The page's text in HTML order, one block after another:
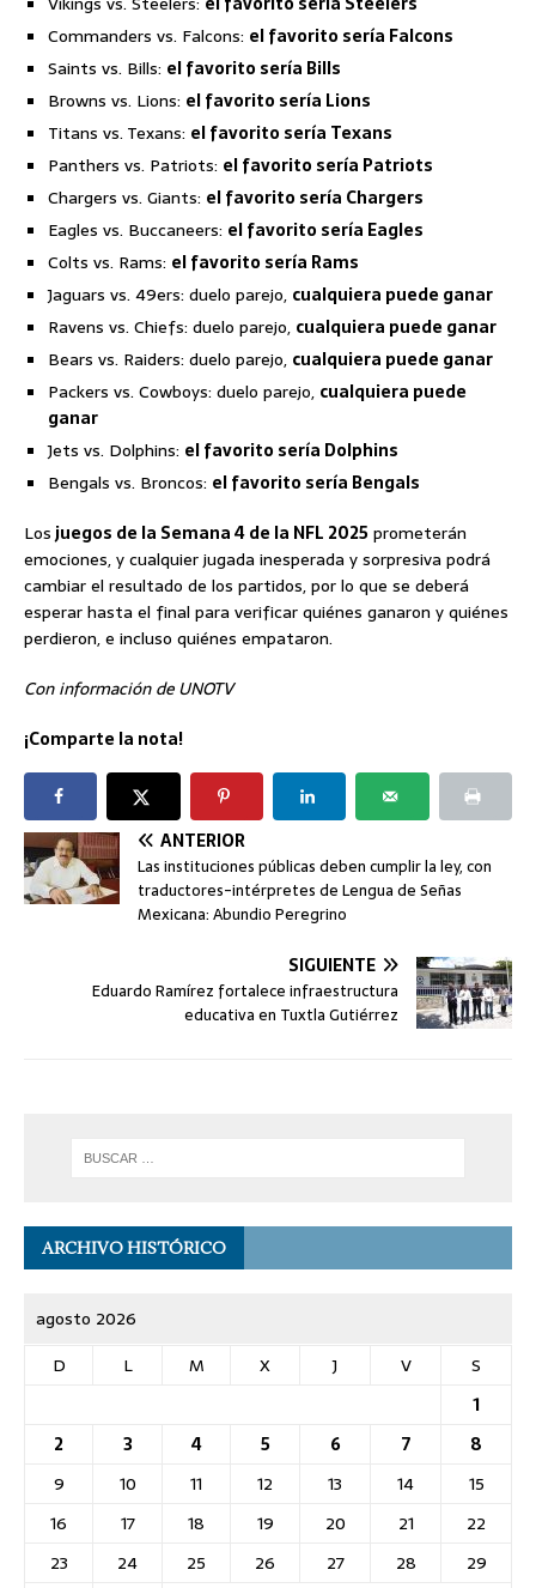
Commanders vs. Falcons: el favorito sería Falcons
Saints vs. Bills: el favorito sería Bills
Browns vs. Lions: el favorito sería Lions
Titans vs. Texans: el favorito sería Texans
Panthers vs. Patriots: el favorito sería Patriots
Chargers vs. Giants: el favorito sería Chargers
Eagles vs. Buccaneers: el favorito sería Eagles
Colts vs. Rams: el favorito sería Rams
Jaguars vs. 49ers: duelo parejo, cualquiera puede ganar
Ravens vs. Chiefs: duelo parejo, cualquiera puede ganar
Bears vs. Raiders: duelo parejo, cualquiera puede ganar
Packers vs. Cowboys: duelo parejo, cualquiera puede
ganar
Jets vs. Dolphins: el favorito sería Dolphins
Bengals vs. Broncos: el favorito sería Bengals
Losjuegos de la Semana 4 de la NFL 2025 prometerán
emociones, y cualquier jugada inesperada y sorpresiva podrá
cambiar el resultado de los partidos, por lo que se deberá
esperar hasta el final para verificar quiénes ganaron y quiénes
perdieron, e incluso quiénes empataron.
Con información de UNOTV
¡Comparte la nota!
ANTERIOR
Las instituciones públicas deben cumplir la ley, con
traductores-intérpretes de Lengua de Señas
Mexicana: Abundio Peregrino
SIGUIENTE
Eduardo Ramírez fortalece infraestructura
educativa en Tuxtla Gutiérrez
ARCHIVO HISTÓRICO
agosto 2026
D
L M X J V
S
1
2
3 4 5 6 7
8
9
10 11 12 13 14
15
16
17 18 19 20 21
22
23
24 25 26 27 28
29